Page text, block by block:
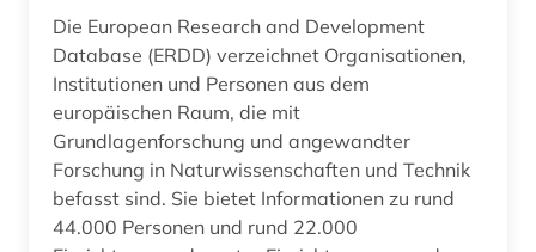
Die European Research and Development
Database (ERDD) verzeichnet Organisationen,
Institutionen und Personen aus dem
europäischen Raum, die mit
Grundlagenforschung und angewandter
Forschung in Naturwissenschaften und Technik
befasst sind. Sie bietet Informationen zu rund
44.000 Personen und rund 22.000